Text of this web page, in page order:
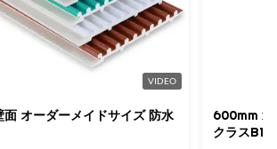
ト壁パネル,
トされた壁パネル,
wpc フラットされた壁パネル
VIDEO
面 オーダーメイドサイズ 防水
600mm x
クラスB1